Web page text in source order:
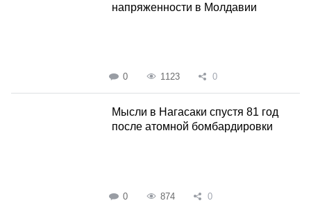
напряженности в Молдавии
0 1123 0
Мысли в Нагасаки спустя 81 год
после атомной бомбардировки
0 874 0